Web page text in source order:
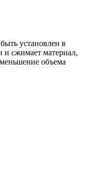
установлен в
и сжимает материал,
объема